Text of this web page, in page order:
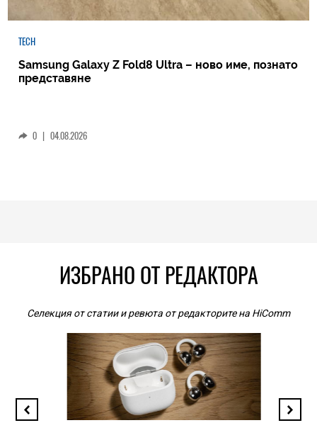
TECH
Samsung Galaxy Z Fold8 Ultra – ново име, познато
представяне
0 | 04.08.2026
ИЗБРАНО ОТ РЕДАКТОРА
Селекция от статии и ревюта от редакторите на HiComm